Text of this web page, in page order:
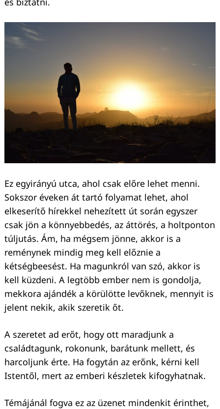
Ez egyirányú utca, ahol csak előre lehet menni.
Sokszor éveken át tartó folyamat lehet, ahol
elkeserítő hírekkel nehezített út során egyszer
csak jön a könnyebbedés, az áttörés, a holtponton
túljutás. Ám, ha mégsem jönne, akkor is a
reménynek mindig meg kell előznie a
kétségbeesést. Ha magunkról van szó, akkor is
kell küzdeni. A legtöbb ember nem is gondolja,
mekkora ajándék a körülötte levőknek, mennyit is
jelent nekik, akik szeretik őt.
A szeretet ad erőt, hogy ott maradjunk a
családtagunk, rokonunk, barátunk mellett, és
harcoljunk érte. Ha fogytán az erőnk, kérni kell
Istentől, mert az emberi készletek kifogyhatnak.
Témájánál fogva ez az üzenet mindenkit érinthet,